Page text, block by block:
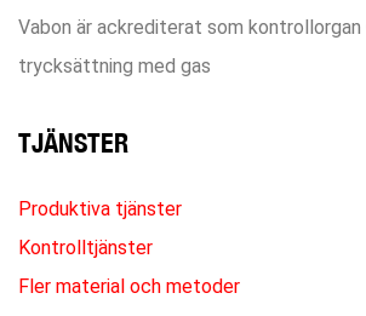
Vabon är ackrediterat som kontrollorgan
trycksättning med gas
TJÄNSTER
Produktiva tjänster
Kontrolltjänster
Fler material och metoder